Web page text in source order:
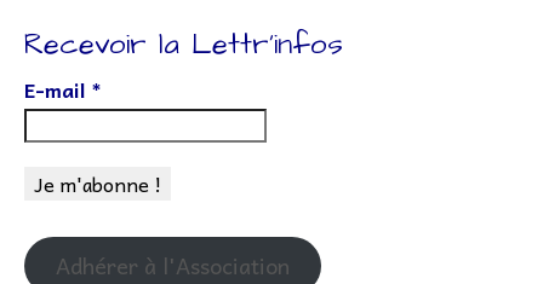
Recevoir la Lettr’infos
E-mail *
Adhérer à l'Association